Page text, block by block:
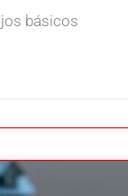
básicos